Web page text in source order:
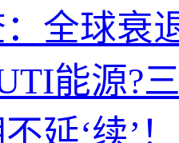
全球衰
能源?
延‘续’